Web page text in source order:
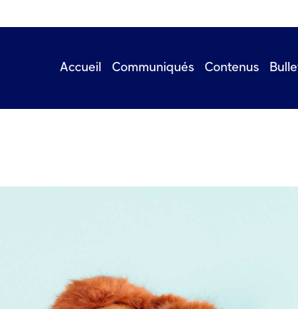
Accueil Communiqués Contenus